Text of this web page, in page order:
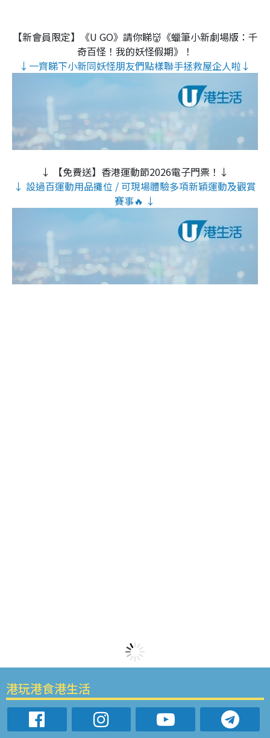
【新會員限定】《U GO》請你睇👹《蠟筆小新劇場版：千
奇百怪！我的妖怪假期》！
↓一齊睇下小新同妖怪朋友們點樣聯手拯救屋企人啦↓
↓ 【免費送】香港運動節2026電子門票！↓
↓ 設過百運動用品攤位 / 可現場體驗多項新穎運動及觀賞
賽事🔥 ↓
港玩港食港生活